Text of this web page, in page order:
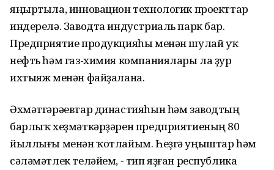
яңыртыла, инновацион технологик проекттар
индерелә. Заводта индустриаль парк бар.
Предприятие продукцияһы менән шулай уҡ
нефть һәм газ-химия компаниялары ла ҙур
ихтыяж менән файҙалана.
Әхмәтгәрәевтар династияһын һәм заводтың
барлыҡ хеҙмәткәрҙәрен предприятиеның 80
йыллығы менән ҡотлайым. Һеҙгә уңыштар һәм
сәләмәтлек теләйем, - тип яҙған республика